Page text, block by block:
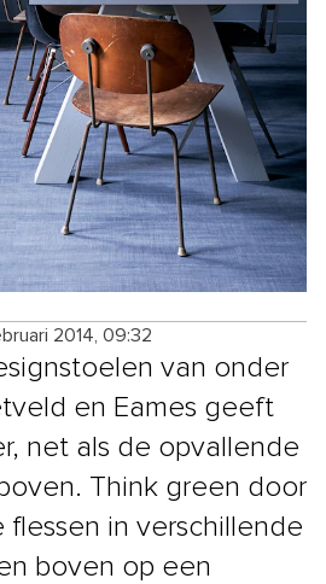
2014, 09:32
van onder
en Eames geeft
net als de opvallende
Think green door
in verschillende
boven op een